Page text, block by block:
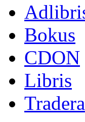
Bokus
CDON
Libris
Tradera